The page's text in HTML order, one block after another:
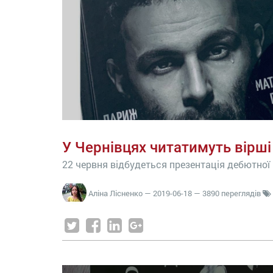
У Чернівцях читатимуть
22 червня відбудеться презентація
Аліна Лісненко — 2019-06-18 — 3890 переглядів